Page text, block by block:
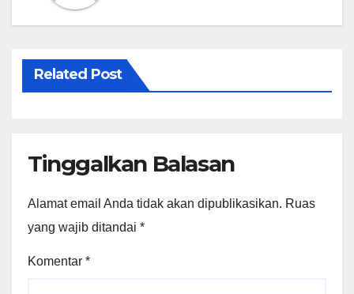
Related Post
Tinggalkan Balasan
Alamat email Anda tidak akan dipublikasikan. Ruas
yang wajib ditandai *
Komentar *